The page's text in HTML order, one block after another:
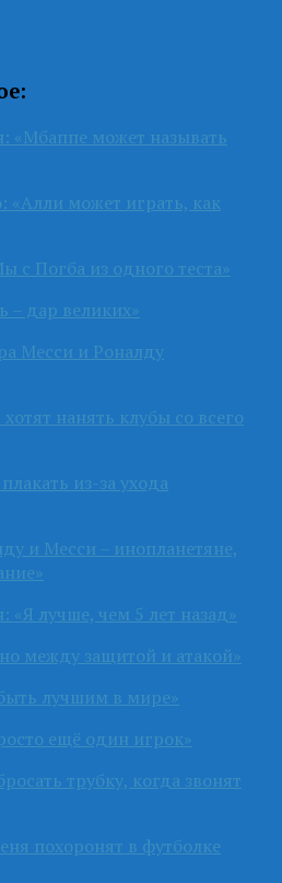
может называть
«Алли может играть, как
с Погба из одного теста»
– дар великих»
Месси и Роналду
нанять клубы со всего
из-за ухода
и Месси – инопланетяне,
лучше, чем 5 лет назад»
между защитой и атакой»
лучшим в мире»
ещё один игрок»
трубку, когда звонят
похоронят в футболке